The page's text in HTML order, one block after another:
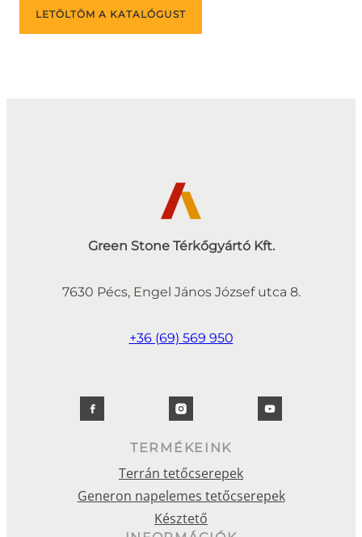
LETÖLTÖM A KATALÓGUST
Green Stone Térkőgyártó Kft.
7630 Pécs, Engel János József utca 8.
+36 (69) 569 950
TERMÉKEINK
Terrán tetőcserepek
Generon napelemes tetőcserepek
Késztető